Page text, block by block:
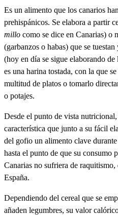
Es un alimento que los canarios
prehispánicos. Se elabora a partir
millo como se dice en Canarias) o
(garbanzos o habas) que se
(hoy en día se sigue elaborando
es una harina tostada, con la que
multitud de platos o tomarlo
o potajes.
Desde el punto de vista
característica que junto a su fácil
del gofio un alimento clave
hasta el punto de que su consumo
Canarias no sufriera de
España.
Dependiendo del cereal que se
añaden legumbres, su valor